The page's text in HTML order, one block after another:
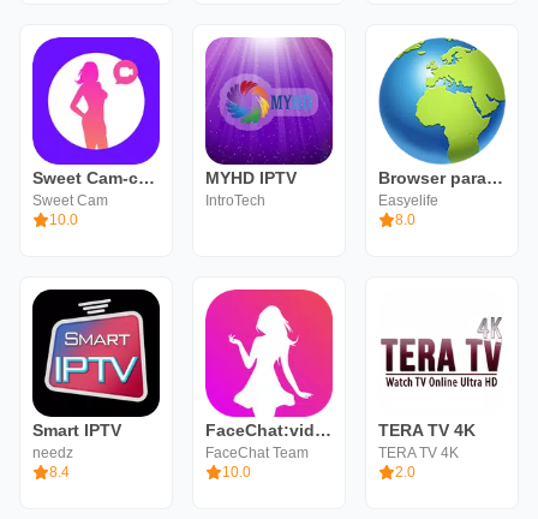
Sweet Cam-chat video en vivo
Sweet Cam
10.0
MYHD IPTV
IntroTech
Browser para Android
Easyelife
8.0
Smart IPTV
needz
8.4
FaceChat:videollamada y citas
FaceChat Team
10.0
TERA TV 4K
TERA TV 4K
2.0